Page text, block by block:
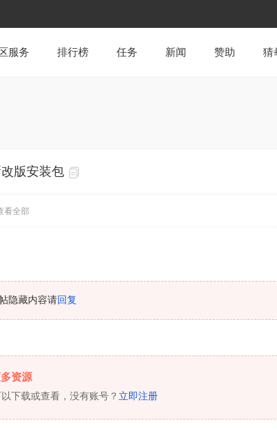
服务 排行榜 任务 新闻 赞助 猜
版安装包
看全部
隐藏内容请回复
资源
下载或查看，没有账号？ 立即注册